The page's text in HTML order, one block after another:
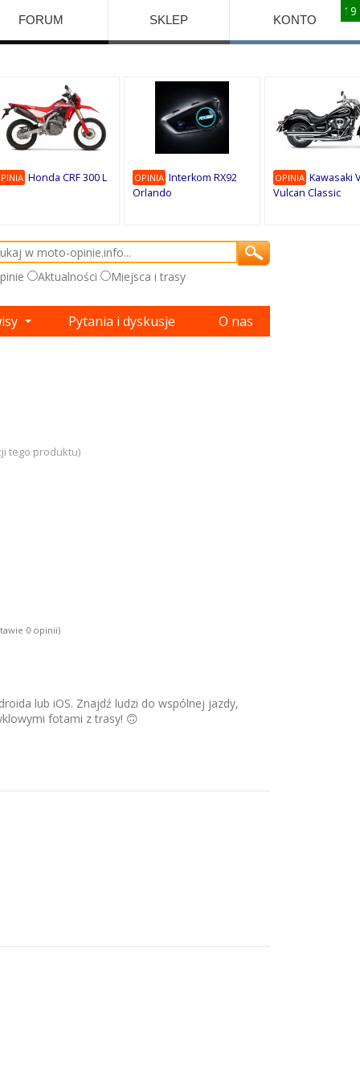
FORUM SKLEP KONTO
10
10
8
7
1
Honda CRF 300 L
9
OPINIA Interkom RX92
Orlando
10
OPINIA Kawasaki
Vulcan Classic
10
9
9
Aktualności Miejsca i trasy
Pytania i dyskusje O nas
tego produktu)
0 opinii)
lub iOS. Znajdź ludzi do wspólnej jazdy,
fotami z trasy! 🙃